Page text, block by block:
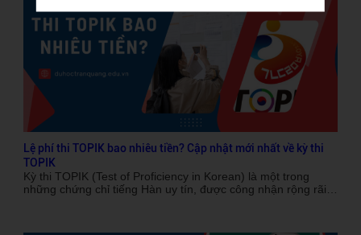
Lệ phí thi TOPIK bao nhiêu tiền? Cập nhật mới nhất về kỳ thi
TOPIK
Kỳ thi TOPIK (Test of Proficiency in Korean) là một trong
những chứng chỉ tiếng Hàn uy tín, được công nhận rộng rãi